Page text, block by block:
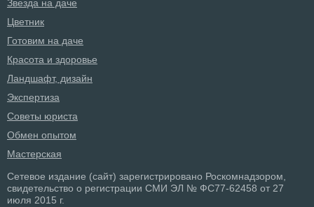
Звезда на даче
Цветник
Готовим на даче
Красота и здоровье
Ландшафт, дизайн
Экспертиза
Советы юриста
Обмен опытом
Мастерская
Сетевое издание (сайт) зарегистрировано Роскомнадзором,
свидетельство о регистрации СМИ ЭЛ № ФС77-62458 от 27
июля 2015 г.